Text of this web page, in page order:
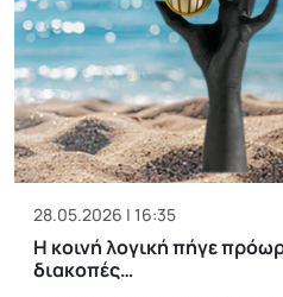
28.05.2026 | 16:35
Η κοινή λογική πήγε
διακοπές…